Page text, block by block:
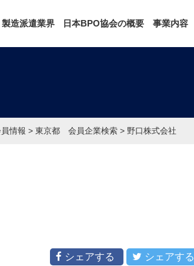
造派遣業界 日本BPO協会の概要 事業内容
情報 > 東京都 会員企業検索 > 野口株式会社
シェアする シェアする